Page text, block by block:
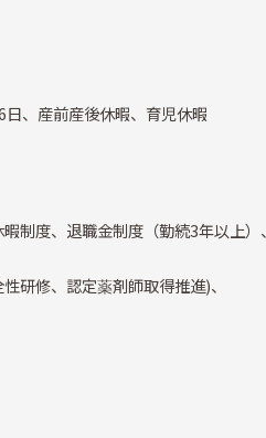
、産前産後休暇、育児休暇
制度、退職金制度（勤続3年以上）、
研修、認定薬剤師取得推進)、